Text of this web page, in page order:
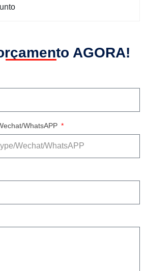
AGORA!
WhatsAPP